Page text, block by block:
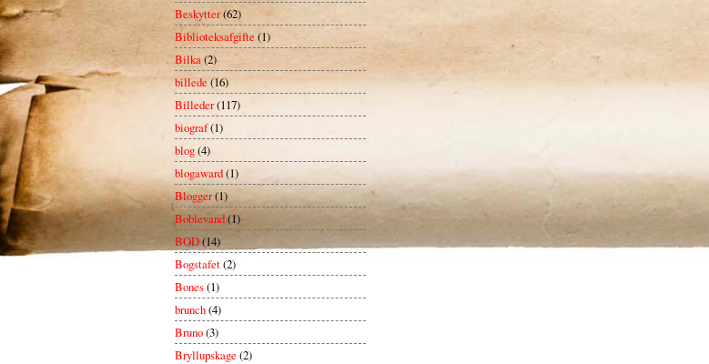
Beskytter(62)
Biblioteksafgifte (1)
Bilka(2)
billede (16)
Billeder(117)
biograf(1)
blog(4)
blogaward(1)
Blogger(1)
Boblevand(1)
BOD(14)
Bogstafet(2)
Bones(1)
brunch(4)
Bruno(3)
Bryllupskage(2)